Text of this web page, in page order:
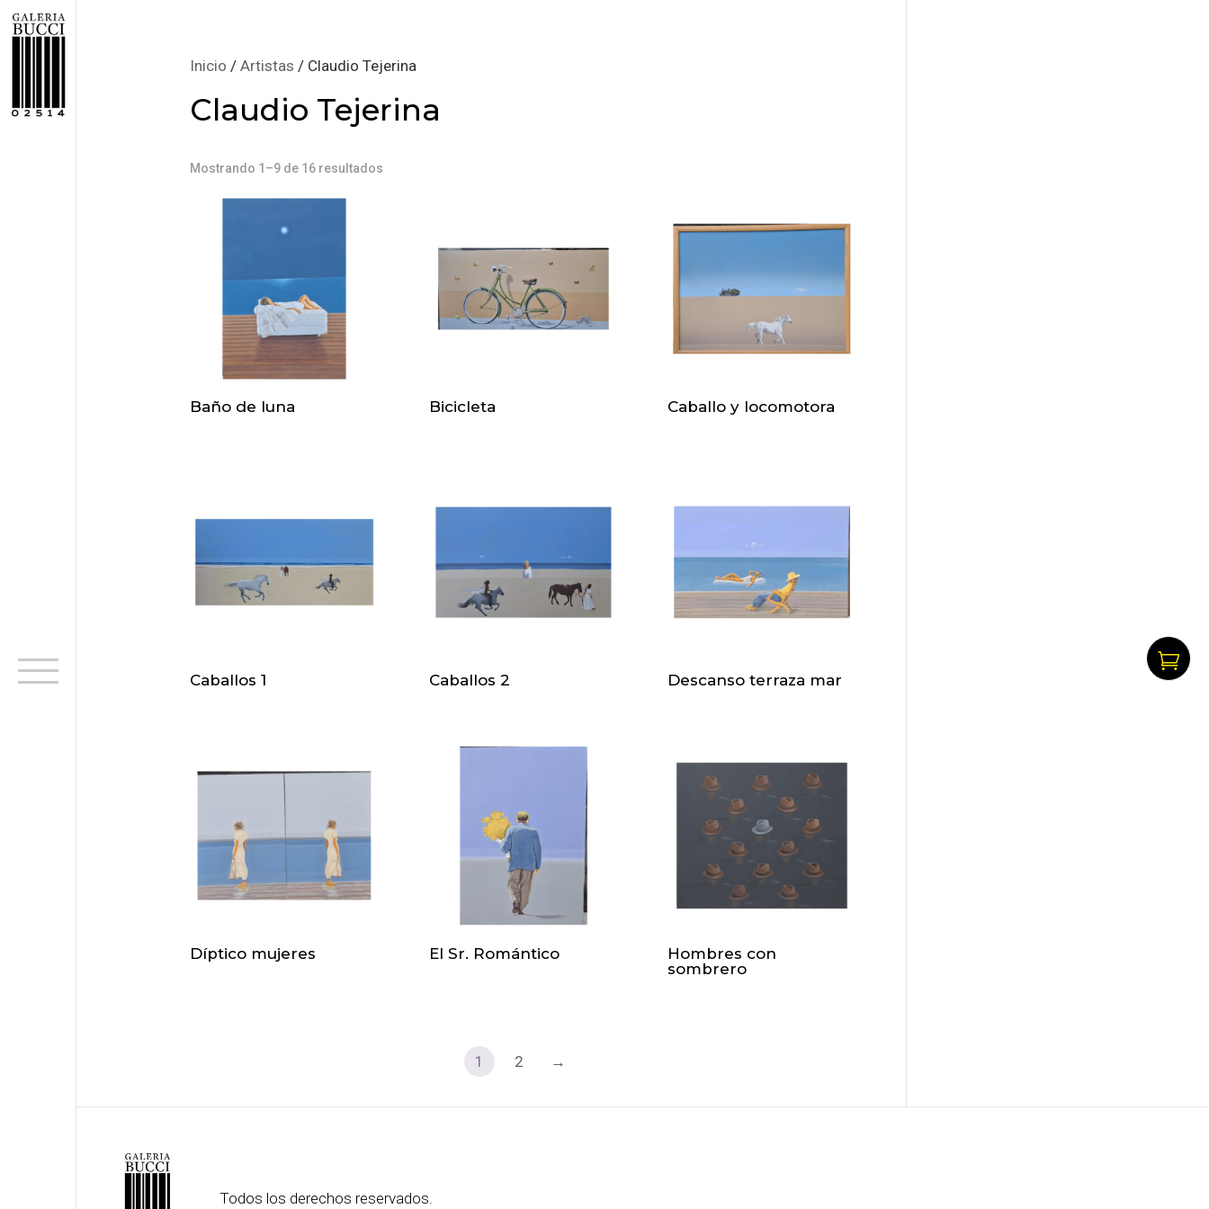
Inicio / Artistas / Claudio Tejerina
Claudio Tejerina
Mostrando 1–9 de 16 resultados
Baño de luna Bicicleta Caballo y locomotora
Caballos 1 Caballos 2 Descanso terraza mar
Díptico mujeres El Sr. Romántico
Hombres con
sombrero
1 2 →
Todos los derechos reservados.
